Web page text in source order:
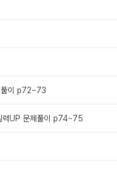
풀이 p72~73
력UP 문제풀이 p74~75